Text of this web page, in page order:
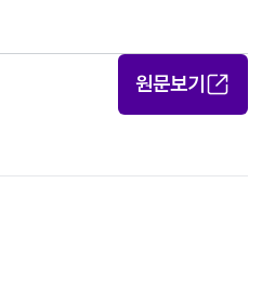
원문보기